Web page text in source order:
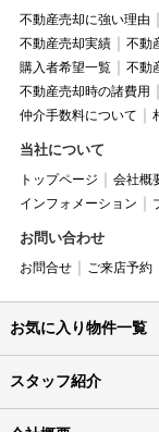
不動産売却に強い理由
不動産売却実績
不動
購入者希望一覧
不動
不動産売却時の諸費用
仲介手数料について
当社について
トップページ 会社概
インフォメーション
お問い合わせ
お問合せ ご来店予約
お気に入り物件一覧
スタッフ紹介